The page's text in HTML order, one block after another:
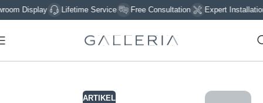
Lifetime Service Free Consultation Expert Installation Sign
ARTIKEL